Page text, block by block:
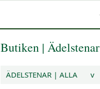
Butiken | Ädelstenar
ÄDELSTENAR | ALLA v